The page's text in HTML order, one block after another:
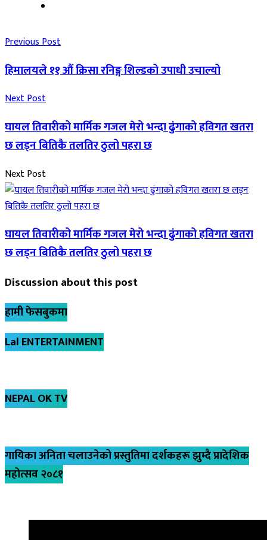
Previous Post
हिमालयले ११ औं क्रिसा रनिङ्ग शिल्डको उपाधी उचाल्यो
Next Post
घायल तिवारीको मार्मिक गजल मेरो भन्दा ढुंगाको हविगत खतरा
छ लड्न बितिकै तलतिर ठुलो पहरा छ
Next Post
घायल तिवारीको मार्मिक गजल मेरो भन्दा ढुंगाको हविगत खतरा
छ लड्न बितिकै तलतिर ठुलो पहरा छ
Discussion about this post
हामी फेसबुकमा
Lal ENTERTAINMENT
NEPAL OK TV
गायिका अनिता चलाउनेको प्रस्तुतिमा दर्शकहरू झुम्दै प्रादेशिक
महोत्सव २०८१